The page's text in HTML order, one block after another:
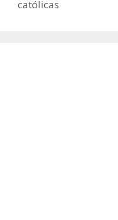
católicas